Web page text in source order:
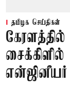
தமிழக செய்திகள்
என்ஜினீயர்